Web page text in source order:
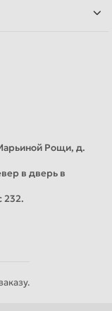
Рощи, д.
в дверь в
232.